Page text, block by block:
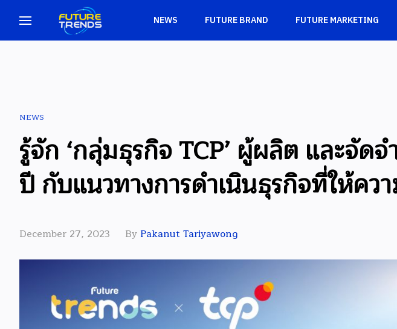
NEWS FUTURE BRAND FUTURE MARKETING
NEWS
รู้จัก ‘กลุ่มธุรกิจ TCP’ ผู้ผลิต และจัด
ปี กับแนวทางการดำเนินธุรกิจที่ให้ค
December 27, 2023 By Pakanut Tariyawong